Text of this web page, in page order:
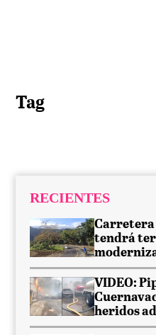
Tag
RECIENTES
Carretera
tendrá
VIDEO:
heridos